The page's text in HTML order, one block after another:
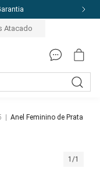
Atacado
Anel Feminino de Prata
1/1